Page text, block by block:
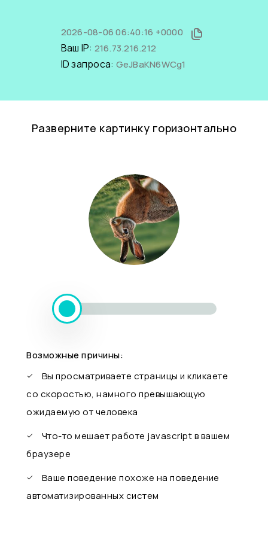
2026-08-06 06:40:16 +0000
Ваш IP: 216.73.216.212
ID запроса: GeJBaKN6WCg1
Разверните картинку горизонтально
Возможные причины:
Вы просматриваете страницы и кликаете
со скоростью, намного превышающую
ожидаемую от человека
Что-то мешает работе javascript в вашем
браузере
Ваше поведение похоже на поведение
автоматизированных систем